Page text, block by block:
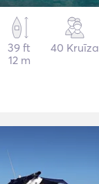
39 ft
12 m
40 Kruīza